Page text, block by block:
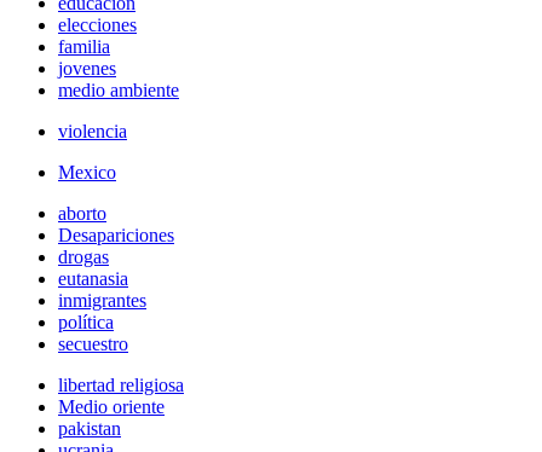
elecciones
familia
jovenes
medio ambiente
violencia
Mexico
aborto
Desapariciones
drogas
eutanasia
inmigrantes
política
secuestro
libertad religiosa
Medio oriente
pakistan